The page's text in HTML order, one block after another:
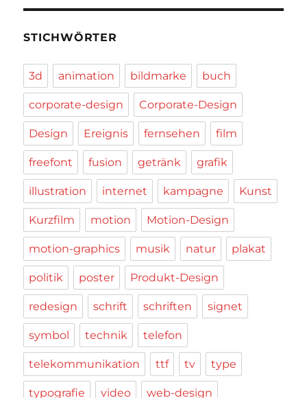
STICHWÖRTER
3d animation bildmarke buch
corporate-design Corporate-Design
Design Ereignis fernsehen film
freefont fusion getränk grafik
illustration internet kampagne Kunst
Kurzfilm motion Motion-Design
motion-graphics musik natur plakat
politik poster Produkt-Design
redesign schrift schriften signet
symbol technik telefon
telekommunikation ttf tv type
typografie video web-design